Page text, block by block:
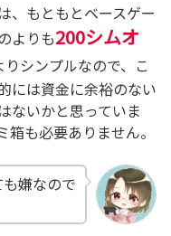
、もともとベースゲー
よりも200シムオ
シンプルなので、こ
には資金に余裕のない
ないかと思っていま
も必要ありません。
嫌なので